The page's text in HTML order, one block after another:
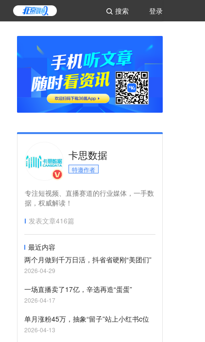
登录
搜索
卡思数据
特邀作者
专注短视频、直播赛道的行业媒体，一手数
据，权威解读！
发表文章416篇
最近内容
两个月做到千万日活，抖省省硬刚“美团们”
2026-04-29
一场直播卖了17亿，辛选再造“蛋蛋”
2026-04-17
单月涨粉45万，抽象“留子”站上小红书c位
2026-04-13